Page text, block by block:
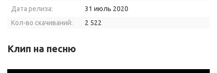
Дата релиза:
31 июль 2020
Кол-во скачиваний:
2 522
Клип на песню